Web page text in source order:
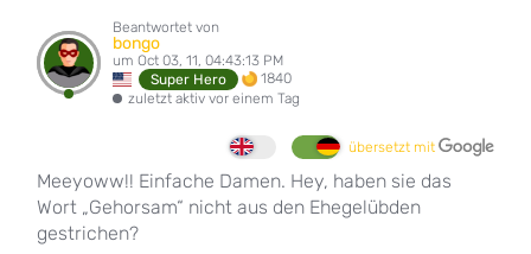
Beantwortet von
bongo
um Oct 03, 11, 04:43:13 PM
Super Hero
1840
zuletzt aktiv vor einem Tag
übersetzt mit
Meeyoww!! Einfache Damen. Hey, haben sie das
Wort „Gehorsam“ nicht aus den Ehegelübden
gestrichen?